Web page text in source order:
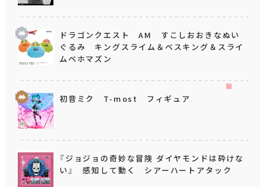
ドラゴンクエスト AM すこしおおきなぬい
ぐるみ キングスライム＆ベスキング＆スライ
ムベホマズン
初音ミク T-most フィギュア
『ジョジョの奇妙な冒険 ダイヤモンドは砕けな
い』 感知して動く シアーハートアタック